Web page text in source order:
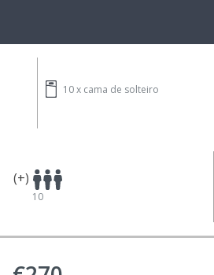
10 x cama de solteiro
(+)
10